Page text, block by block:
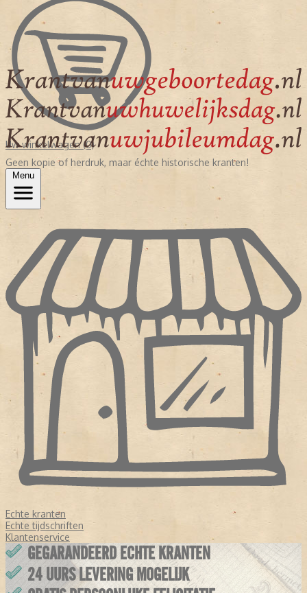
Uw winkelwagen (0)
Geen kopie of herdruk, maar échte historische kranten!
Menu
Echte kranten
Echte tijdschriften
Klantenservice
GEGARANDEERD ECHTE KRANTEN
24 UURS LEVERING MOGELIJK